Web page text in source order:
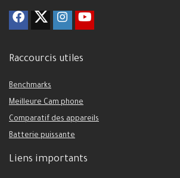
Raccourcis utiles
Benchmarks
Meilleure Cam phone
Comparatif des appareils
Batterie puissante
Liens importants